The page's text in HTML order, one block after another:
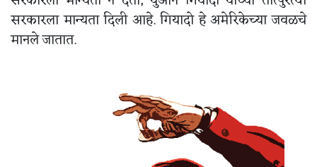
सरकारला मान्यता दिली आहे. गियादो हे अमेरिकेच्या जवळचे
मानले जातात.